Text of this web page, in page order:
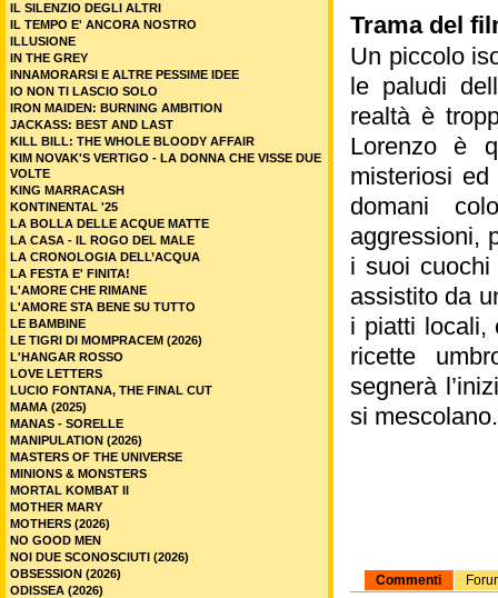
Trama del
Un piccolo
le paludi
realtà è
Lorenzo è
misteriosi
domani
aggressioni,
i suoi
assistito da
i piatti locali,
ricette
segnerà
si mescolano.
Commenti
IL SILENZIO DEGLI ALTRI
IL TEMPO E' ANCORA NOSTRO
ILLUSIONE
IN THE GREY
INNAMORARSI E ALTRE PESSIME IDEE
IO NON TI LASCIO SOLO
IRON MAIDEN: BURNING AMBITION
JACKASS: BEST AND LAST
KILL BILL: THE WHOLE BLOODY AFFAIR
KIM NOVAK'S VERTIGO - LA DONNA CHE VISSE DUE
VOLTE
KING MARRACASH
KONTINENTAL '25
LA BOLLA DELLE ACQUE MATTE
LA CASA - IL ROGO DEL MALE
LA CRONOLOGIA DELL’ACQUA
LA FESTA E' FINITA!
L'AMORE CHE RIMANE
L'AMORE STA BENE SU TUTTO
LE BAMBINE
LE TIGRI DI MOMPRACEM (2026)
L'HANGAR ROSSO
LOVE LETTERS
LUCIO FONTANA, THE FINAL CUT
MAMA (2025)
MANAS - SORELLE
MANIPULATION (2026)
MASTERS OF THE UNIVERSE
MINIONS & MONSTERS
MORTAL KOMBAT II
MOTHER MARY
MOTHERS (2026)
NO GOOD MEN
NOI DUE SCONOSCIUTI (2026)
OBSESSION (2026)
ODISSEA (2026)